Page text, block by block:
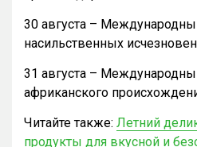
30 августа –
насильственных
31 августа –
африканского
Читайте также: Летний
продукты для вкусной и